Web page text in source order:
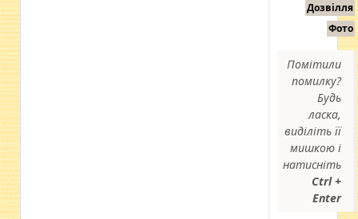
Дозвілля
Фото
Помітили
помилку?
Будь
ласка,
виділіть її
мишкою і
натисніть
Ctrl +
Enter